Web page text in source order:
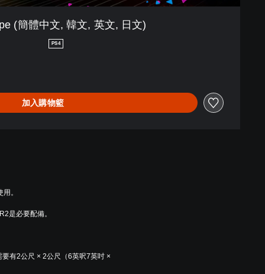
(簡體中文, 韓文, 英文, 日文)
PS4
加入購物籃
。
是必要配備。
有2公尺 × 2公尺（6英呎7英吋 ×